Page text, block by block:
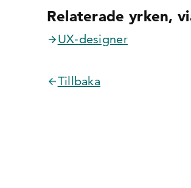
Relaterade yrken,
UX-designer
Tillbaka